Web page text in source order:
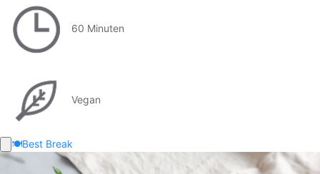
60 Minuten
Vegan
🍽️Best Break